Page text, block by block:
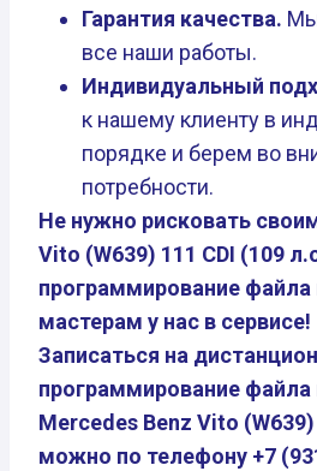
Гарантия качества. Мы
все наши работы.
Индивидуальный
к нашему клиенту в
порядке и берем во
потребности.
Не нужно рисковать
Vito (W639) 111 CDI (109
программирование
мастерам у нас в сервисе!
Записаться на
программирование
Mercedes Benz Vito
можно по телефону +7